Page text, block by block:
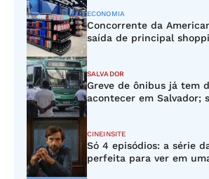
ECONOMIA
Concorrente da
saída de principal
SALVADOR
Greve de ônibus já tem
acontecer em Salvador;
CINEINSITE
Só 4 episódios: a série
perfeita para ver em